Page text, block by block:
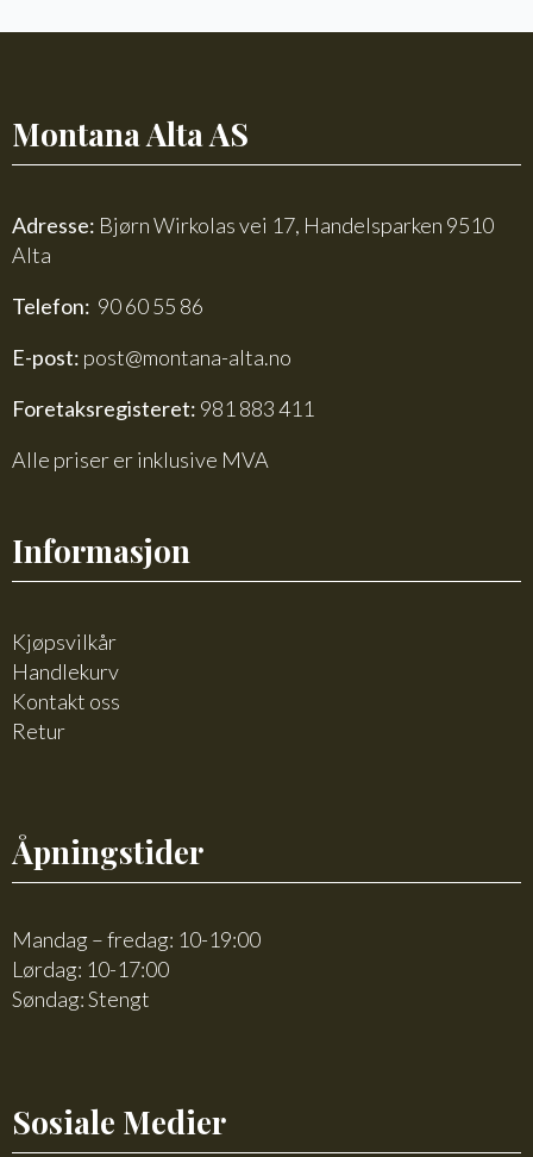
Montana Alta AS
Adresse: Bjørn Wirkolas vei 17, Handelsparken 9510
Alta
Telefon: 90 60 55 86
E-post: post@montana-alta.no
Foretaksregisteret: 981 883 411
Alle priser er inklusive MVA
Informasjon
Kjøpsvilkår
Handlekurv
Kontakt oss
Retur
Åpningstider
Mandag – fredag: 10-19:00
Lørdag: 10-17:00
Søndag: Stengt
Sosiale Medier